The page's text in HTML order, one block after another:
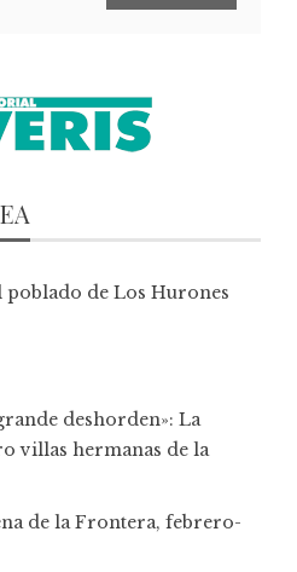
de Los Hurones
deshorden»: La
villas hermanas de la
de la Frontera, febrero-